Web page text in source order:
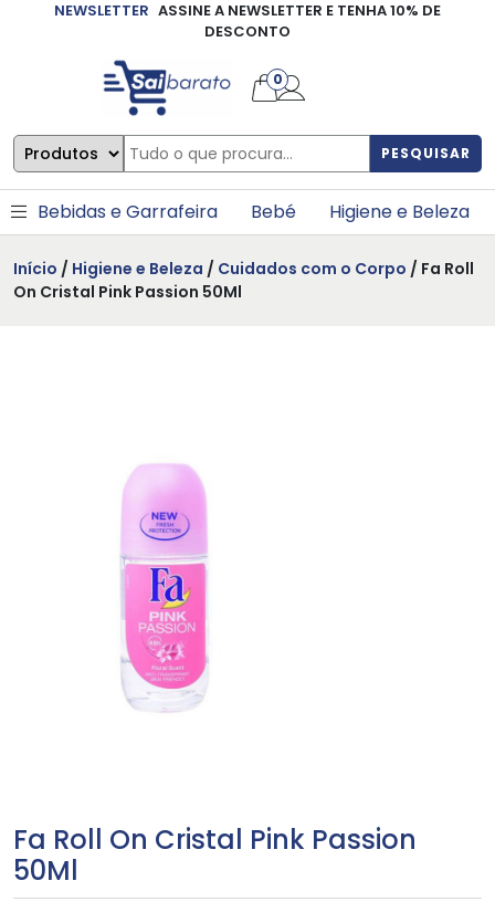
NEWSLETTER ASSINE A NEWSLETTER E TENHA 10% DE
DESCONTO
PESQUISAR
0
Bebidas e Garrafeira Bebé Higiene e Beleza
Início / Higiene e Beleza / Cuidados com o Corpo / Fa Roll
On Cristal Pink Passion 50Ml
Fa Roll On Cristal Pink Passion
50Ml